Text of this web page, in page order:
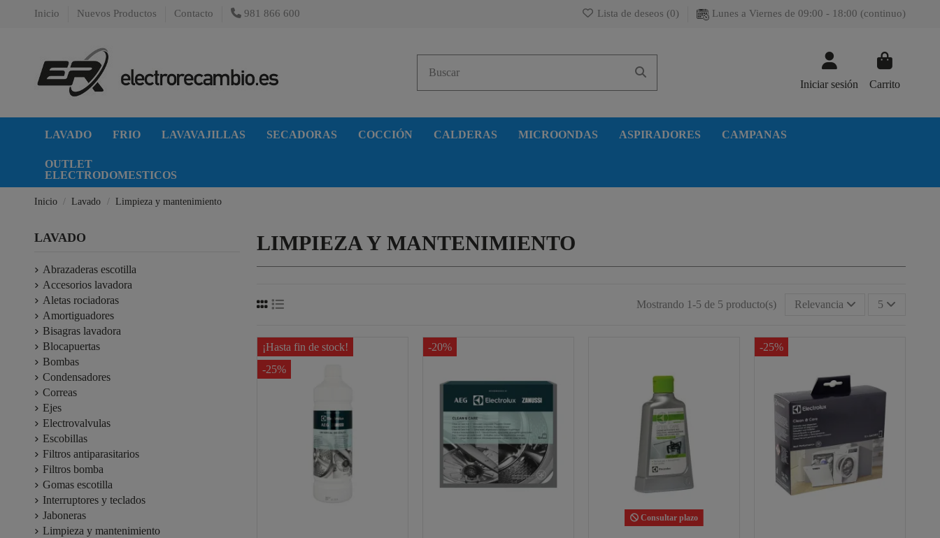
Inicio Nuevos Productos Contacto 981 866 600 Lista de deseos (0) Lunes a Viernes de 09:00 - 18:00 (continuo)
Iniciar sesión Carrito
LAVADO FRIO LAVAVAJILLAS SECADORAS COCCIÓN CALDERAS MICROONDAS ASPIRADORES CAMPANAS
OUTLET
ELECTRODOMESTICOS
Inicio Lavado Limpieza y mantenimiento
LIMPIEZA Y MANTENIMIENTO
Mostrando 1-5 de 5 producto(s) Relevancia 5
¡Hasta fin de stock!
-25%
-20%
Consultar plazo
-25%
LAVADO
Abrazaderas escotilla
Accesorios lavadora
Aletas rociadoras
Amortiguadores
Bisagras lavadora
Blocapuertas
Bombas
Condensadores
Correas
Ejes
Electrovalvulas
Escobillas
Filtros antiparasitarios
Filtros bomba
Gomas escotilla
Interruptores y teclados
Jaboneras
Limpieza y mantenimiento